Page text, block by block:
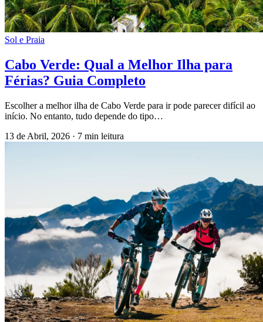
Sol e Praia
Cabo Verde: Qual a Melhor Ilha para
Férias? Guia Completo
Escolher a melhor ilha de Cabo Verde para ir pode parecer difícil ao
início. No entanto, tudo depende do tipo…
13 de Abril, 2026 · 7 min leitura